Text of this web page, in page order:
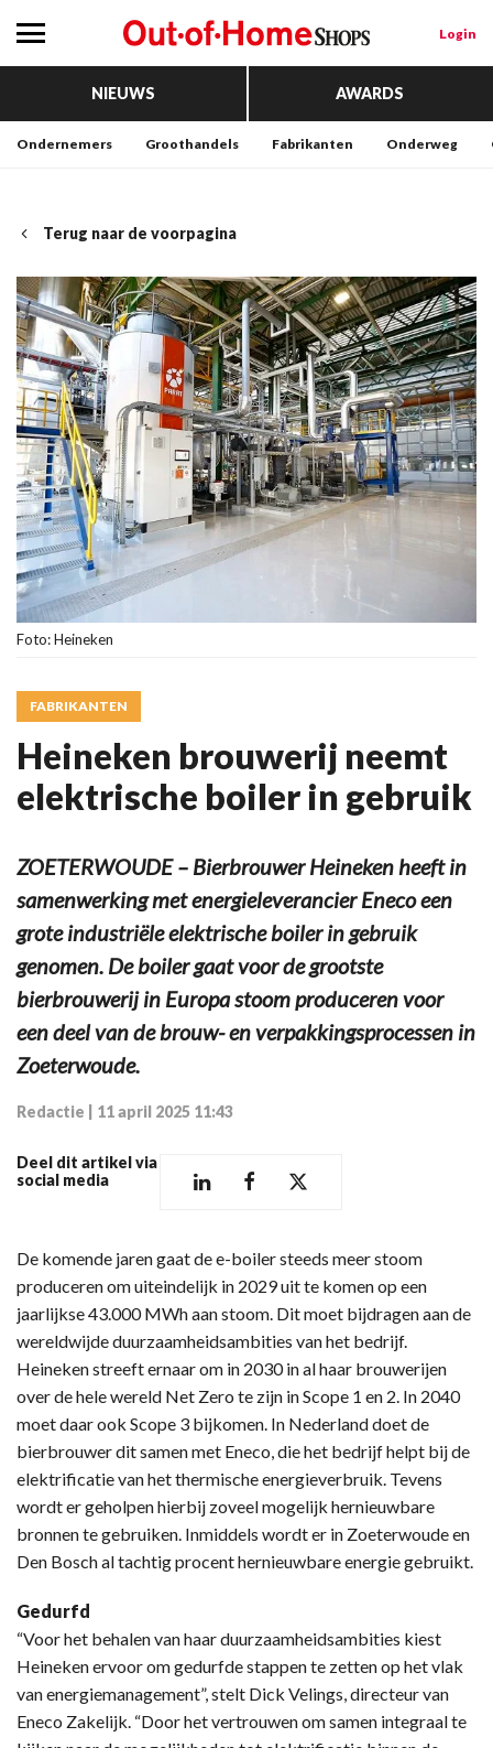
Login
NIEUWS AWARDS
Ondernemers Groothandels Fabrikanten Onderweg
Terug naar de voorpagina
Foto: Heineken
FABRIKANTEN
Heineken brouwerij neemt
elektrische boiler in gebruik
ZOETERWOUDE – Bierbrouwer Heineken heeft in
samenwerking met energieleverancier Eneco een
grote industriële elektrische boiler in gebruik
genomen. De boiler gaat voor de grootste
bierbrouwerij in Europa stoom produceren voor
een deel van de brouw- en verpakkingsprocessen in
Zoeterwoude.
Redactie 11 april 2025 11:43
Deel dit artikel via
social media
De komende jaren gaat de e-boiler steeds meer stoom
produceren om uiteindelijk in 2029 uit te komen op een
jaarlijkse 43.000 MWh aan stoom. Dit moet bijdragen aan de
wereldwijde duurzaamheidsambities van het bedrijf.
Heineken streeft ernaar om in 2030 in al haar brouwerijen
over de hele wereld Net Zero te zijn in Scope 1 en 2. In 2040
moet daar ook Scope 3 bijkomen. In Nederland doet de
bierbrouwer dit samen met Eneco, die het bedrijf helpt bij de
elektrificatie van het thermische energieverbruik. Tevens
wordt er geholpen hierbij zoveel mogelijk hernieuwbare
bronnen te gebruiken. Inmiddels wordt er in Zoeterwoude en
Den Bosch al tachtig procent hernieuwbare energie gebruikt.
Gedurfd
“Voor het behalen van haar duurzaamheidsambities kiest
Heineken ervoor om gedurfde stappen te zetten op het vlak
van energiemanagement”, stelt Dick Velings, directeur van
Eneco Zakelijk. “Door het vertrouwen om samen integraal te